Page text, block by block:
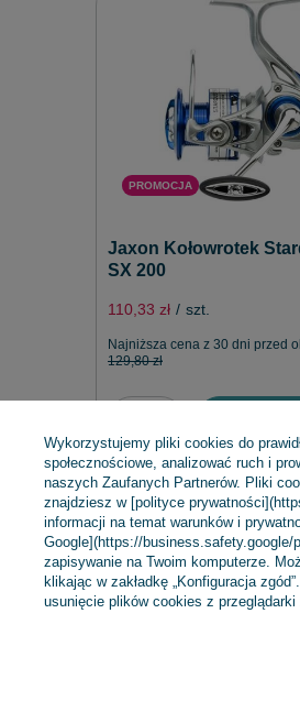
PROMOCJA
Jaxon Kołowrotek
SX 200
110,33 zł / szt.
Najniższa cena z 30 dni przed
129,80 zł
Zamówienia
Wykorzystujemy pliki cookies do
społecznościowe, analizować ruch i
naszych Zaufanych Partnerów. Pliki
znajdziesz w [polityce
informacji na temat warunków i
Google](https://
zapisywanie na Twoim komputerze.
klikając w zakładkę „Konfiguracja
usunięcie plików cookies z